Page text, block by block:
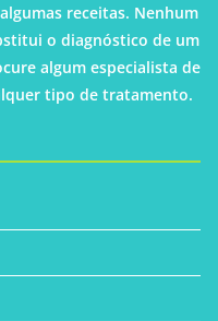
receitas. Nenhum
o diagnóstico de um
algum especialista de
tipo de tratamento.